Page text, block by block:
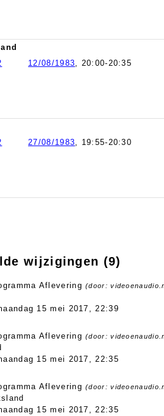
12/08/1983 , 20:00-20:35
27/08/1983 , 19:55-20:30
wijzigingen (9)
Aflevering(door:
15 mei 2017, 22:39
Aflevering(door:
15 mei 2017, 22:35
Aflevering(door:
15 mei 2017, 22:35